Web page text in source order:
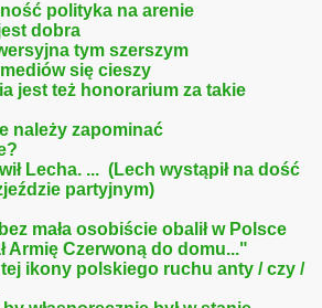
polityka na arenie
dobra
tym szerszym
się cieszy
jest też honorarium za takie
należy zapominać
Lecha. ... (Lech wystąpił na dość
partyjnym)
mała osobiście obalił w Polsce
Armię Czerwoną do domu..."
tej ikony polskiego ruchu anty / czy /